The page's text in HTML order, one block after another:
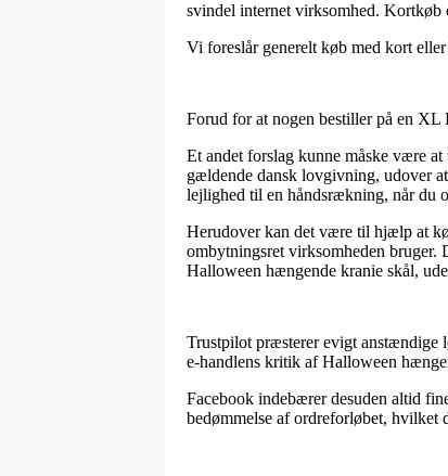
svindel internet virksomhed. Kortkøb
Vi foreslår generelt køb med kort
Forud for at nogen bestiller på en XL
Et andet forslag kunne måske være
gældende dansk lovgivning, udover
lejlighed til en håndsrækning, når du
Herudover kan det være til hjælp at
ombytningsret virksomheden bruger.
Halloween hængende kranie skål,
Trustpilot præsterer evigt anstændige
e-handlens kritik af Halloween
Facebook indebærer desuden altid
bedømmelse af ordreforløbet, hvilket